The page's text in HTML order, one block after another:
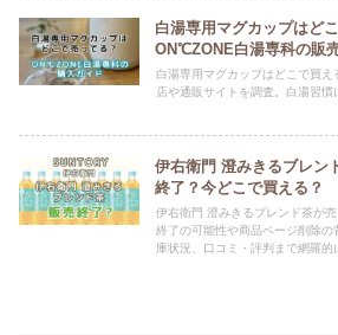
白湯専用マグカップはど
ON℃ZONE白湯専科の販
白湯専用マグカップはどこで買
店や通販サイトを調査。白湯習慣
伊右衛門 澄みきるブレン
終了？今どこで買える？
伊右衛門 澄みきるブレンド茶が
終了の可能性や商品ページ削除
庫状況、口コミ・評判まで網羅的